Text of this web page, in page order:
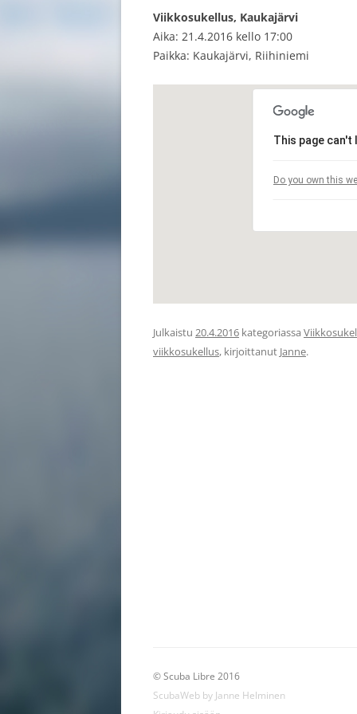
Viikkosukellus, Kaukajärvi
Aika: 21.4.2016 kello 17:00
Paikka: Kaukajärvi, Riihiniemi
This page
Do you own this
Julkaistu 20.4.2016 kategoriassa
viikkosukellus, kirjoittanut Janne.
© Scuba Libre 2016
ScubaWeb by Janne Helminen